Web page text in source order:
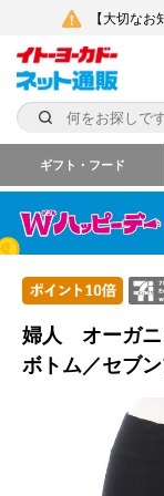
【大切な
ギフト・フード
婦人 オーガ
ボトム／セブ